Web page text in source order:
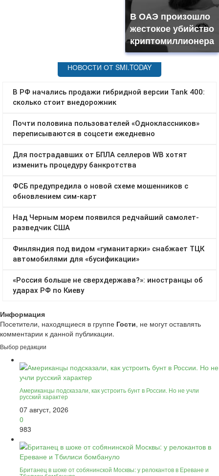
В ОАЭ произошло
жестокое убийство
криптомиллионера
Информация
Посетители, находящиеся в группе Гости, не могут оставлять
комментарии к данной публикации.
Выбор редакции
Американцы подсказали, как устроить бунт в России. Но не учли
русский характер
07 август, 2026
0
983
Британец в шоке от собянинской Москвы: у релокантов в Ереване и